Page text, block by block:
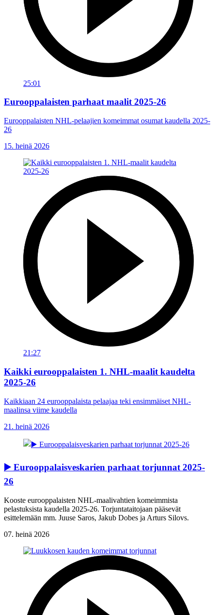
25:01
Eurooppalaisten parhaat maalit 2025-26
Eurooppalaisten NHL-pelaajien komeimmat osumat kaudella 2025-
26
15. heinä 2026
21:27
Kaikki eurooppalaisten 1. NHL-maalit kaudelta
2025-26
Kaikkiaan 24 eurooppalaista pelaajaa teki ensimmäiset NHL-
maalinsa viime kaudella
21. heinä 2026
▶️ Eurooppalaisveskarien parhaat torjunnat 2025-
26
Kooste eurooppalaisten NHL-maalivahtien komeimmista
pelastuksista kaudella 2025-26. Torjuntataitojaan pääsevät
esittelemään mm. Juuse Saros, Jakub Dobes ja Arturs Silovs.
07. heinä 2026